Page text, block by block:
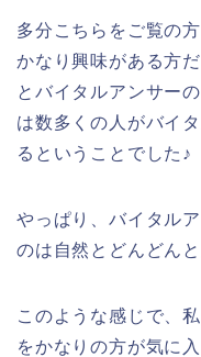
多分こちらをご覧の
かなり興味がある方
とバイタルアンサー
は数多くの人がバイ
るということでした♪
やっぱり、バイタル
のは自然とどんどん
このような感じで、
をかなりの方が気に